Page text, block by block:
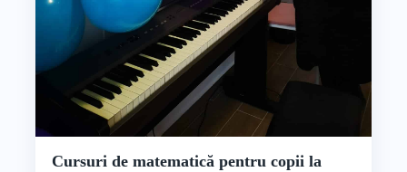
Cursuri de matematică pentru copii la